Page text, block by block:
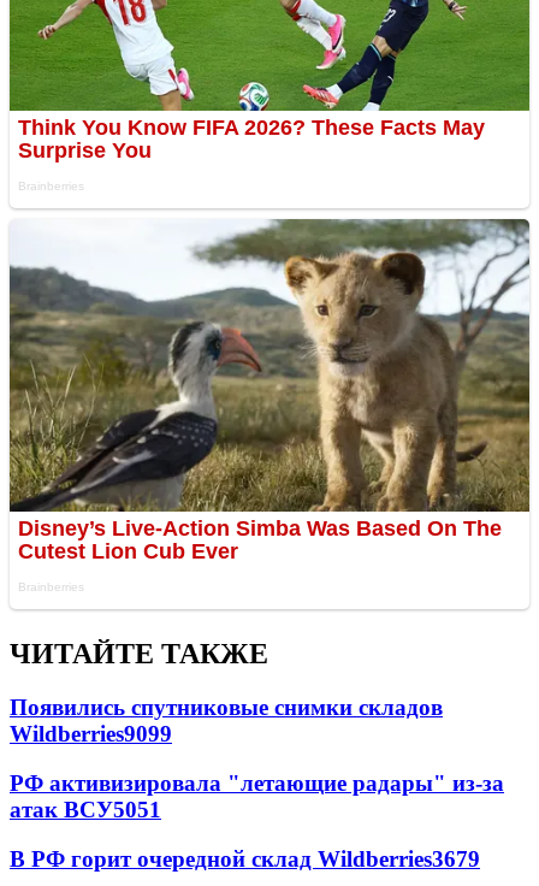
ЧИТАЙТЕ ТАКЖЕ
Появились спутниковые снимки складов
Wildberries9099
РФ активизировала "летающие радары" из-за
атак ВСУ5051
В РФ горит очередной склад Wildberries3679